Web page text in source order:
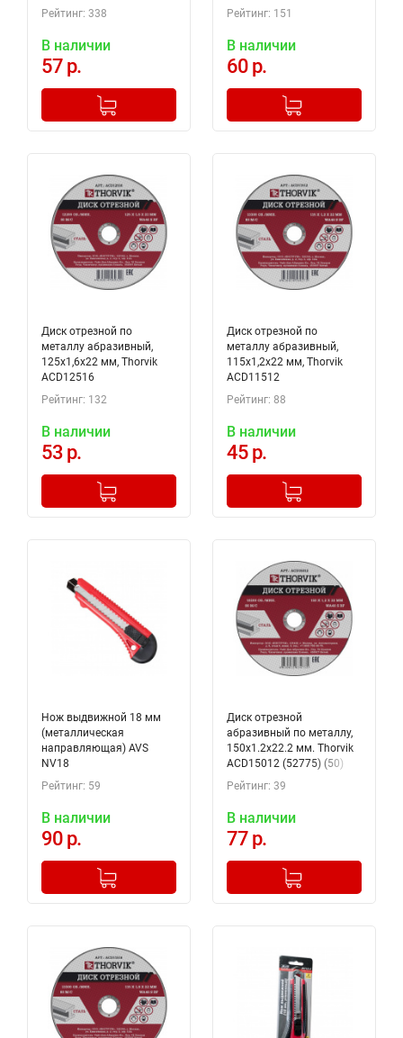
Рейтинг: 338
В наличии
57 р.
+
Добавлено в корзину
Рейтинг: 151
В наличии
60 р.
+
Добавлено в корзину
Диск отрезной по
металлу абразивный,
125х1,6х22 мм, Thorvik
ACD12516
Рейтинг: 132
В наличии
53 р.
+
Добавлено в корзину
Диск отрезной по
металлу абразивный,
115х1,2х22 мм, Thorvik
ACD11512
Рейтинг: 88
В наличии
45 р.
+
Добавлено в корзину
Нож выдвижной 18 мм
(металлическая
направляющая) AVS
NV18
Рейтинг: 59
В наличии
90 р.
+
Добавлено в корзину
Диск отрезной
абразивный по металлу,
150х1.2х22.2 мм. Thorvik
ACD15012 (52775) (50)
Рейтинг: 39
В наличии
77 р.
+
Добавлено в корзину